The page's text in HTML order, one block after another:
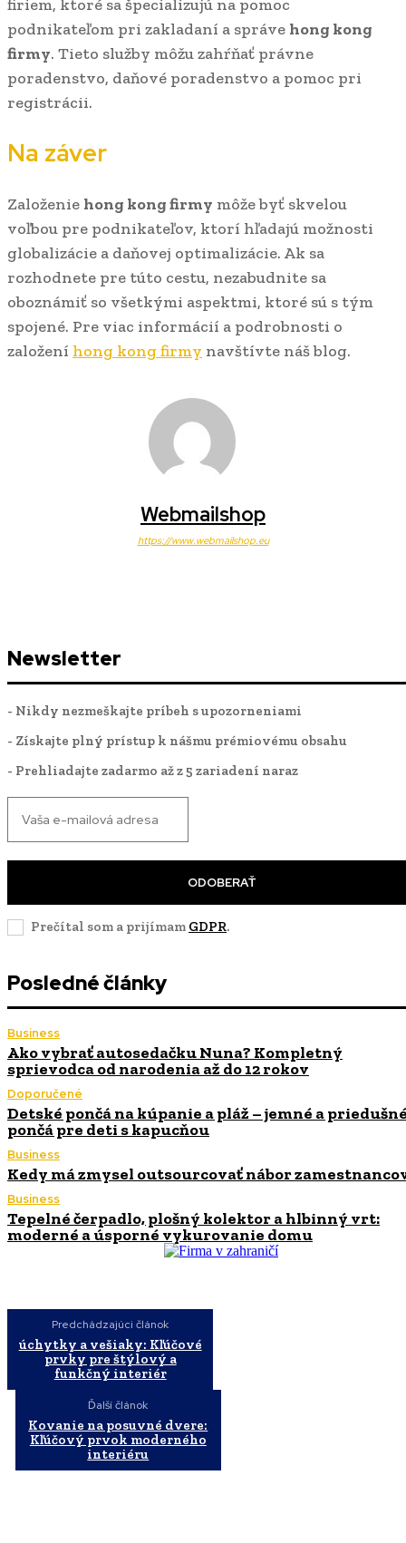
firiem, ktoré sa špecializujú na pomoc
podnikateľom pri zakladaní a správe hong kong
firmy. Tieto služby môžu zahŕňať právne
poradenstvo, daňové poradenstvo a pomoc pri
registrácii.
Na záver
Založenie hong kong firmy môže byť skvelou
voľbou pre podnikateľov, ktorí hľadajú možnosti
globalizácie a daňovej optimalizácie. Ak sa
rozhodnete pre túto cestu, nezabudnite sa
oboznámiť so všetkými aspektmi, ktoré sú s tým
spojené. Pre viac informácií a podrobnosti o
založení hong kong firmy navštívte náš blog.
Webmailshop
https://www.webmailshop.eu
Newsletter
- Nikdy nezmeškajte príbeh s upozorneniami
- Získajte plný prístup k nášmu prémiovému obsahu
- Prehliadajte zadarmo až z 5 zariadení naraz
ODOBERAŤ
Prečítal som a prijímam GDPR.
Posledné články
Business
Ako vybrať autosedačku Nuna? Kompletný
sprievodca od narodenia až do 12 rokov
Doporučené
Detské pončá na kúpanie a pláž – jemné a
pončá pre deti s kapucňou
Business
Kedy má zmysel outsourcovať nábor
Business
Tepelné čerpadlo, plošný kolektor a hlbinný vrt:
moderné a úsporné vykurovanie domu
Predchádzajúci článok
úchytky a vešiaky: Kľúčové
prvky pre štýlový a
funkčný interiér
Ďalší článok
Kovanie na posuvné dvere:
Kľúčový prvok moderného
interiéru